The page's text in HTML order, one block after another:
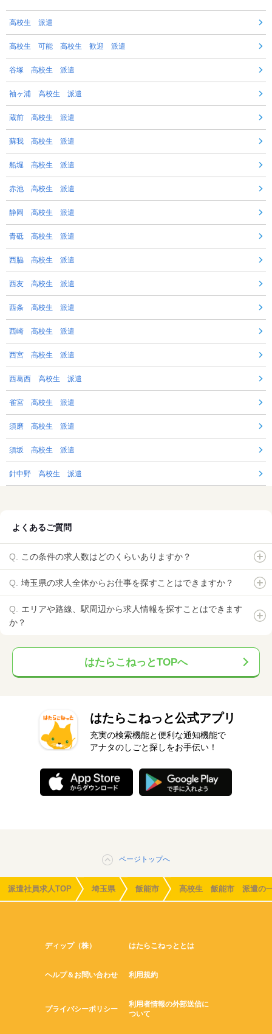
高校生 派遣
高校生 可能 高校生 歓迎 派遣
谷塚 高校生 派遣
袖ヶ浦 高校生 派遣
蔵前 高校生 派遣
蘇我 高校生 派遣
船堀 高校生 派遣
赤池 高校生 派遣
静岡 高校生 派遣
青砥 高校生 派遣
西脇 高校生 派遣
西友 高校生 派遣
西条 高校生 派遣
西崎 高校生 派遣
西宮 高校生 派遣
西葛西 高校生 派遣
雀宮 高校生 派遣
須磨 高校生 派遣
須坂 高校生 派遣
針中野 高校生 派遣
よくあるご質問
この条件の求人数はどのくらいありますか？
埼玉県の求人全体からお仕事を探すことはできますか？
エリアや路線、駅周辺から求人情報を探すことはできます
か？
はたらこねっとTOPへ
はたらこねっと公式アプリ
充実の検索機能と便利な通知機能で
アナタのしごと探しをお手伝い！
ページトップへ
派遣社員求人TOP 埼玉県 飯能市 高校生 飯能市 派遣の
ディップ（株） はたらこねっととは
ヘルプ＆お問い合わせ 利用規約
プライバシーポリシー
利用者情報の外部送信に
ついて